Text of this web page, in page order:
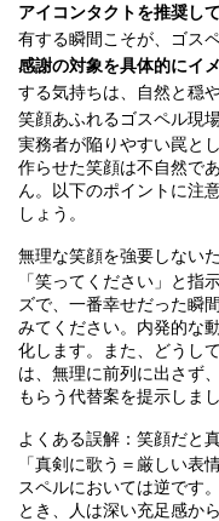
アイコンタクトを推奨し
有する瞬間こそが、ゴス
感謝の対象を具体的にイ
する気持ちは、自然と穏
笑顔あふれるゴスペル現
実務者が陥りやすい罠と
作らせた笑顔は不自然で
ん。以下のポイントに注
しょう。
無理な笑顔を強要しない
「笑ってください」と指
ズで、一番幸せだった瞬
みてください。内発的な
化します。また、どうし
は、無理に前列に出さず
もらう代替案を提示しまし
よくある誤解：笑顔だと
「真剣に歌う＝厳しい表
スペルにおいては逆です
とき、人は深い充足感か